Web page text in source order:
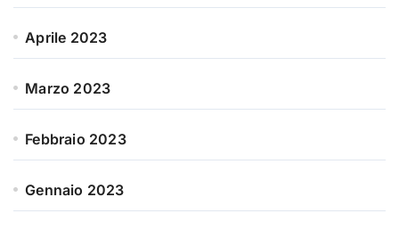
Aprile 2023
Marzo 2023
Febbraio 2023
Gennaio 2023